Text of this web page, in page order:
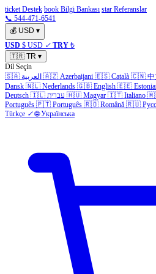
ticket Destek book Bilgi Bankası star Referanslar
📞 544-471-6541
💰 USD ▾
USD $ USD ✓ TRY ₺
🇹🇷 TR ▾
Dil Seçin
🇸🇦 العربية 🇦🇿 Azerbaijani 🇪🇸 Català 🇨🇳 中
Dansk 🇳🇱 Nederlands 🇬🇧 English 🇪🇪
Deutsch 🇮🇱 עברית 🇭🇺 Magyar 🇮🇹 Italiano
Português 🇵🇹 Português 🇷🇴 Română 🇷🇺
Türkçe ✓ 🌐 Українська